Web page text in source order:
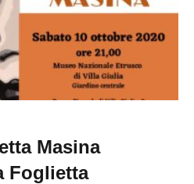
Masina
Foglietta